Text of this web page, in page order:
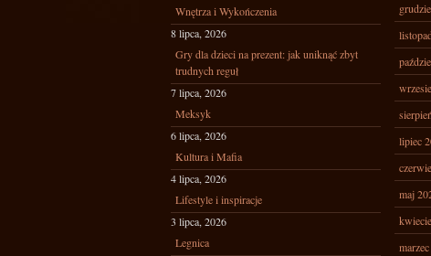
Wnętrza i Wykończenia
8 lipca, 2026
Gry dla dzieci na prezent: jak uniknąć zbyt
trudnych reguł
7 lipca, 2026
Meksyk
6 lipca, 2026
Kultura i Mafia
4 lipca, 2026
Lifestyle i inspiracje
3 lipca, 2026
Legnica
lipiec
maj